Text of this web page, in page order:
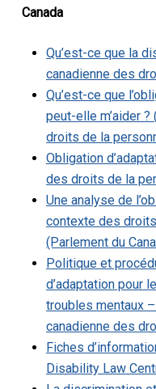
Canada
Qu’est-ce que la
canadienne des
Qu’est-ce que
peut-elle m’aider
droits de la
Obligation
des droits de la
Une analyse de
contexte des
(Parlement du
Politique et
d’adaptation pour
troubles mentaux
canadienne des
Fiches
Disability Law